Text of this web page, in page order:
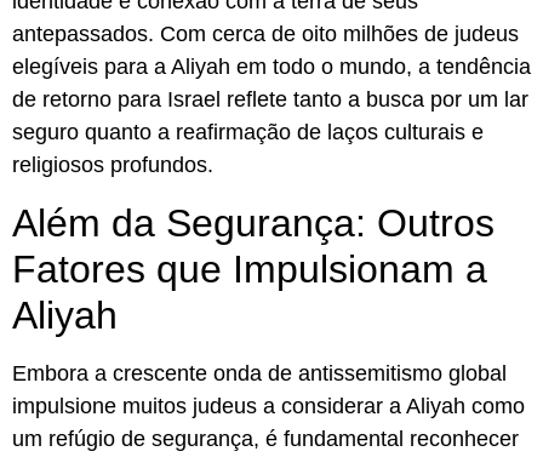
antepassados. Com cerca de oito milhões de judeus
elegíveis para a Aliyah em todo o mundo, a tendência
de retorno para Israel reflete tanto a busca por um lar
seguro quanto a reafirmação de laços culturais e
religiosos profundos.
Além da Segurança: Outros
Fatores que Impulsionam a
Aliyah
Embora a crescente onda de antissemitismo global
impulsione muitos judeus a considerar a Aliyah como
um refúgio de segurança, é fundamental reconhecer